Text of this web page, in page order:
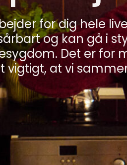
med hjertesygdom
for dig hele
og kan gå i
Det er for
vigtigt, at vi